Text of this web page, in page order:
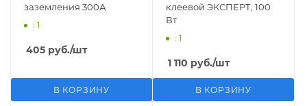
заземления 300А
: 1
405 руб./шт
В КОРЗИНУ
клеевой ЭКСПЕРТ, 100
Вт
: 1
1 110 руб./шт
В КОРЗИНУ